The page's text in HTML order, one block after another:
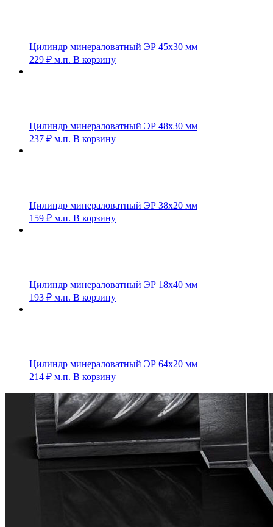
Цилиндр минераловатный ЭР 45х30 мм
229 ₽ м.п. В корзину
Цилиндр минераловатный ЭР 48х30 мм
237 ₽ м.п. В корзину
Цилиндр минераловатный ЭР 38х20 мм
159 ₽ м.п. В корзину
Цилиндр минераловатный ЭР 18х40 мм
193 ₽ м.п. В корзину
Цилиндр минераловатный ЭР 64х20 мм
214 ₽ м.п. В корзину